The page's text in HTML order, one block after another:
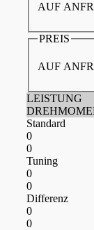
AUF
PREIS
AUF
LEISTUNG
Standard
0
0
Tuning
0
0
Differenz
0
0